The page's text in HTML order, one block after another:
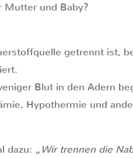
Mutter und Baby?
getrennt ist,
Blut in den Adern
Hypothermie und
dazu: „ Wir trennen die